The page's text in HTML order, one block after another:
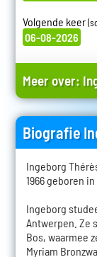
Volgende keer
06-08-2026
Meer over:
Biografie
Ingeborg
1966 geboren in
Ingeborg
Antwerpen. Ze
Bos, waarmee
Myriam